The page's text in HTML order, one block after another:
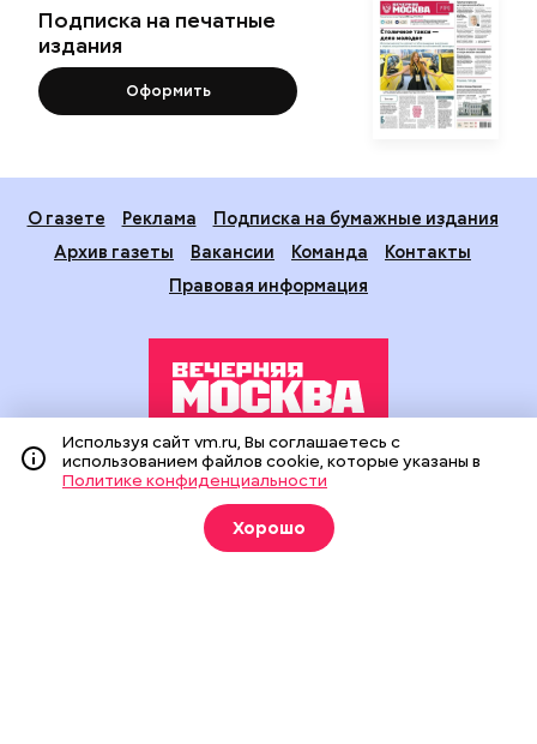
Подписка на печатные
издания
Оформить
О газете Реклама
Подписка на бумажные издания
Архив газеты
Вакансии Команда
Контакты
Правовая информация
Издание создано при финансовой поддержке Департамента
средств массовой информации и рекламы города Москвы.
На сайте применяются рекомендательные технологии
(информационные технологии предоставления информации
на основе сбора, систематизации и анализа сведений,
Используя сайт vm.ru, Вы соглашаетесь с
использованием файлов cookie, которые указаны в
Политике конфиденциальности
Хорошо